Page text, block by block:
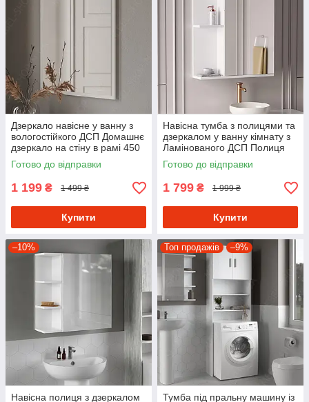
Дзеркало навісне у ванну з
вологостійкого ДСП Домашнє
дзеркало на стіну в рамі 450
мм шириною
Готово до відправки
1 199 ₴ 1 499 ₴
Купити
Навісна тумба з полицями та
дзеркалом у ванну кімнату з
Ламінованого ДСП Полиця
навісна з 4 комірками
Готово до відправки
1 799 ₴ 1 999 ₴
Купити
–10%
Навісна полиця з дзеркалом
Топ продажів –9%
Тумба під пральну машину із